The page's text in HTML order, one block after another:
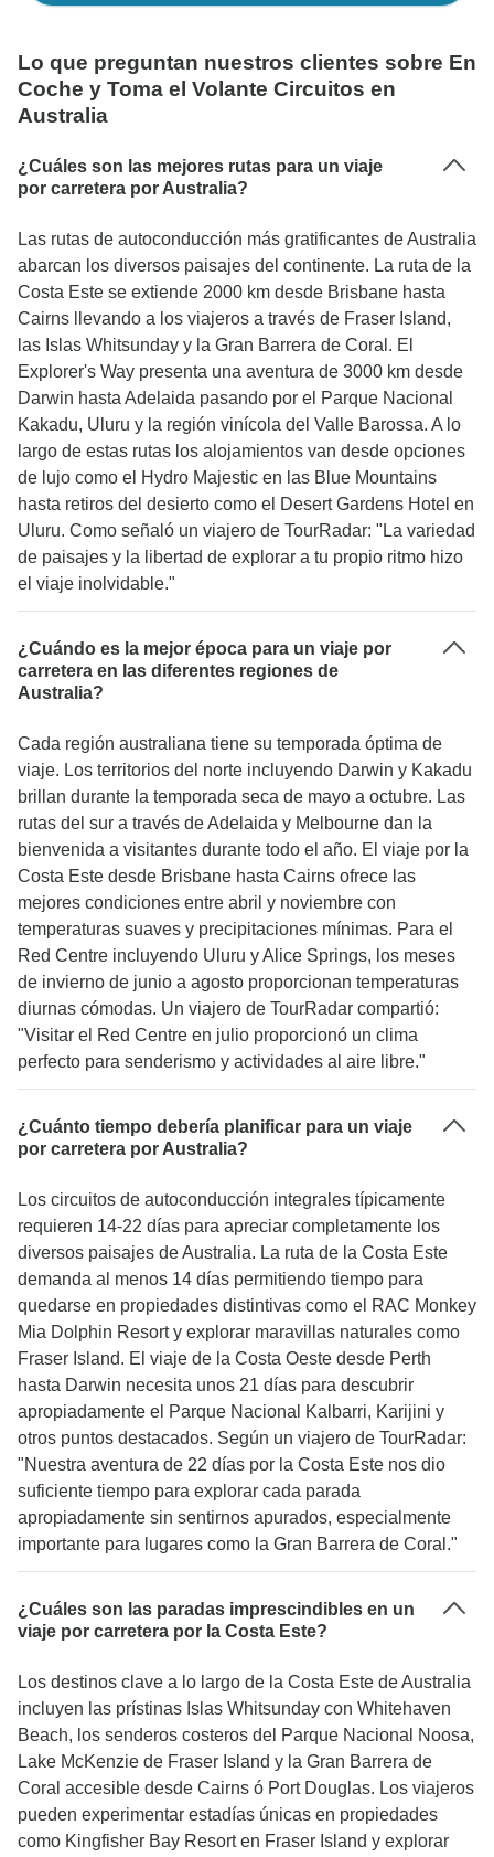
Lo que preguntan nuestros clientes sobre En
Coche y Toma el Volante Circuitos en
Australia
¿Cuáles son las mejores rutas para un viaje
por carretera por Australia?
Las rutas de autoconducción más gratificantes de Australia
abarcan los diversos paisajes del continente. La ruta de la
Costa Este se extiende 2000 km desde Brisbane hasta
Cairns llevando a los viajeros a través de Fraser Island,
las Islas Whitsunday y la Gran Barrera de Coral. El
Explorer's Way presenta una aventura de 3000 km desde
Darwin hasta Adelaida pasando por el Parque Nacional
Kakadu, Uluru y la región vinícola del Valle Barossa. A lo
largo de estas rutas los alojamientos van desde opciones
de lujo como el Hydro Majestic en las Blue Mountains
hasta retiros del desierto como el Desert Gardens Hotel en
Uluru. Como señaló un viajero de TourRadar: "La variedad
de paisajes y la libertad de explorar a tu propio ritmo hizo
el viaje inolvidable."
¿Cuándo es la mejor época para un viaje por
carretera en las diferentes regiones de
Australia?
Cada región australiana tiene su temporada óptima de
viaje. Los territorios del norte incluyendo Darwin y Kakadu
brillan durante la temporada seca de mayo a octubre. Las
rutas del sur a través de Adelaida y Melbourne dan la
bienvenida a visitantes durante todo el año. El viaje por la
Costa Este desde Brisbane hasta Cairns ofrece las
mejores condiciones entre abril y noviembre con
temperaturas suaves y precipitaciones mínimas. Para el
Red Centre incluyendo Uluru y Alice Springs, los meses
de invierno de junio a agosto proporcionan temperaturas
diurnas cómodas. Un viajero de TourRadar compartió:
"Visitar el Red Centre en julio proporcionó un clima
perfecto para senderismo y actividades al aire libre."
¿Cuánto tiempo debería planificar para un viaje
por carretera por Australia?
Los circuitos de autoconducción integrales típicamente
requieren 14-22 días para apreciar completamente los
diversos paisajes de Australia. La ruta de la Costa Este
demanda al menos 14 días permitiendo tiempo para
quedarse en propiedades distintivas como el RAC Monkey
Mia Dolphin Resort y explorar maravillas naturales como
Fraser Island. El viaje de la Costa Oeste desde Perth
hasta Darwin necesita unos 21 días para descubrir
apropiadamente el Parque Nacional Kalbarri, Karijini y
otros puntos destacados. Según un viajero de TourRadar:
"Nuestra aventura de 22 días por la Costa Este nos dio
suficiente tiempo para explorar cada parada
apropiadamente sin sentirnos apurados, especialmente
importante para lugares como la Gran Barrera de Coral."
¿Cuáles son las paradas imprescindibles en un
viaje por carretera por la Costa Este?
Los destinos clave a lo largo de la Costa Este de Australia
incluyen las prístinas Islas Whitsunday con Whitehaven
Beach, los senderos costeros del Parque Nacional Noosa,
Lake McKenzie de Fraser Island y la Gran Barrera de
Coral accesible desde Cairns ó Port Douglas. Los viajeros
pueden experimentar estadías únicas en propiedades
como Kingfisher Bay Resort en Fraser Island y explorar